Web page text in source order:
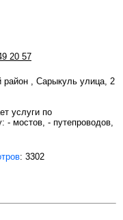
20 57
район , Сарыкуль улица, 2
услуги по
- мостов, - путепроводов,
: 3302